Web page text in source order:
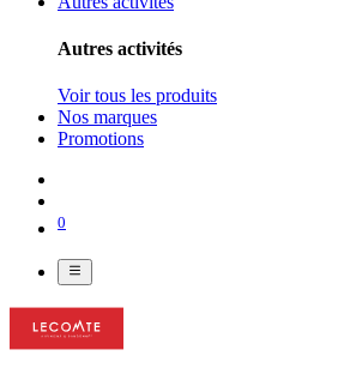
Autres activités
Voir tous les produits
Nos marques
Promotions
0